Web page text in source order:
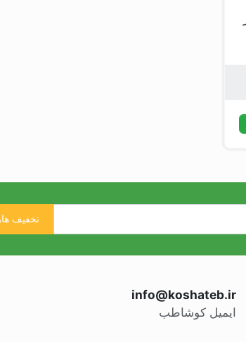
info@koshateb.ir
ایمیل کوشاطب